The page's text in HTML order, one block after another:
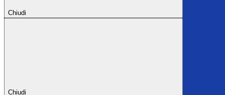
Chiudi
Chiudi